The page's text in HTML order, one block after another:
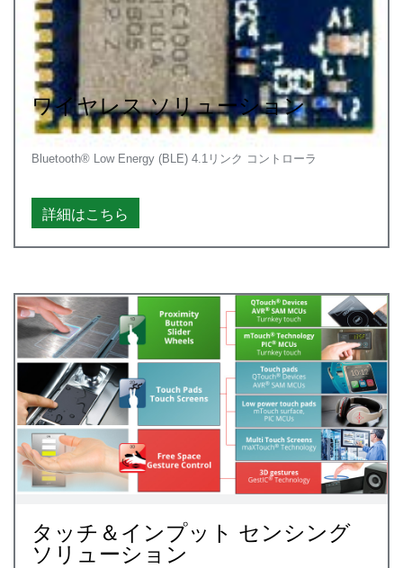
ワイヤレス ソリューション
Bluetooth® Low Energy (BLE) 4.1リンク コントローラ
詳細はこちら
タッチ＆インプット センシング
ソリューション